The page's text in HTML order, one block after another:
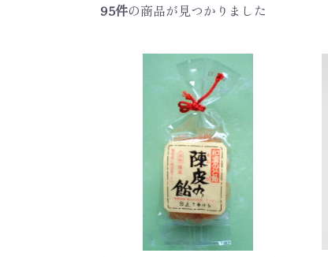
95件の商品が見つかりました